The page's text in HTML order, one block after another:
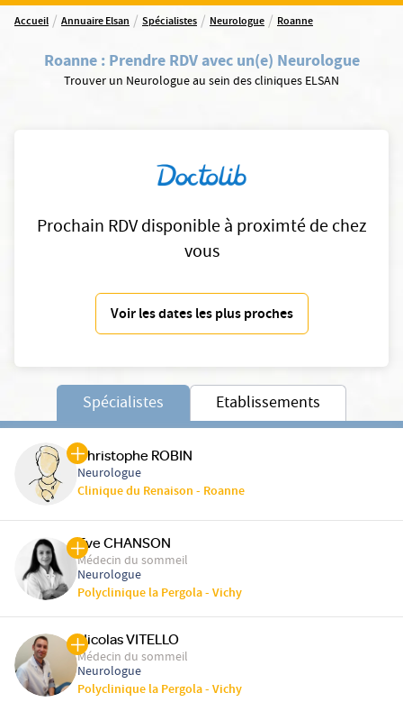
Accueil / Annuaire Elsan / Spécialistes / Neurologue / Roanne
Roanne: Prendre RDV avec un(e) Neurologue
Trouver un Neurologue au sein des cliniques ELSAN
Prochain RDV disponible à proximté de chez
vous
Voir les dates les plus proches
Spécialistes Etablissements
Christophe ROBIN
Neurologue
Clinique du Renaison - Roanne
Eve CHANSON
Médecin du sommeil
Neurologue
Polyclinique la Pergola - Vichy
Nicolas VITELLO
Médecin du sommeil
Neurologue
Polyclinique la Pergola - Vichy